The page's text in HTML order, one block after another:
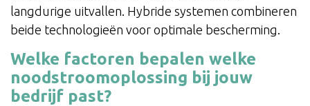
langdurige uitvallen. Hybride systemen combineren
beide technologieën voor optimale bescherming.
Welke factoren bepalen welke
noodstroomoplossing bij jouw
bedrijf past?